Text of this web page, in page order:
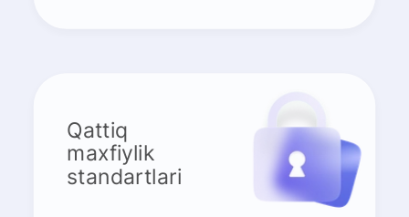
Qattiq
maxfiylik
standartlari